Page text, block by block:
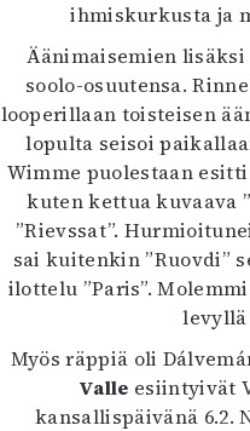
ihmiskurkusta ja
Äänimaisemien
soolo-osuutensa.
looperillaan toisteisen
lopulta seisoi
Wimme puolestaan
kuten kettua kuvaava
”Rievssat”.
sai kuitenkin ”Ruovdi”
ilottelu ”Paris”.
Myös räppiä oli
Valle esiintyivät
kansallispäivänä 6.2.